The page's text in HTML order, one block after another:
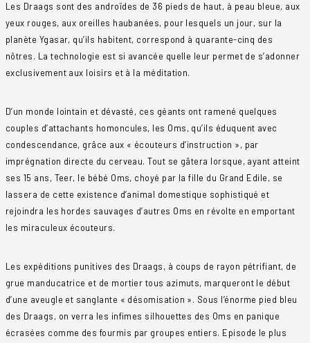
Les Draags sont des androïdes de 36 pieds de haut, à peau bleue, aux
yeux rouges, aux oreilles haubanées, pour lesquels un jour, sur la
planète Ygasar, qu’ils habitent, correspond à quarante-cinq des
nôtres. La technologie est si avancée quelle leur permet de s’adonner
exclusivement aux loisirs et à la méditation.
D’un monde lointain et dévasté, ces géants ont ramené quelques
couples d’attachants homoncules, les Oms, qu’ils éduquent avec
condescendance, grâce aux « écouteurs d’instruction », par
imprégnation directe du cerveau. Tout se gâtera lorsque, ayant atteint
ses 15 ans, Teer, le bébé Oms, choyé par la fille du Grand Edile, se
lassera de cette existence d’animal domestique sophistiqué et
rejoindra les hordes sauvages d’autres Oms en révolte en emportant
les miraculeux écouteurs.
Les expéditions punitives des Draags, à coups de rayon pétrifiant, de
grue manducatrice et de mortier tous azimuts, marqueront le début
d’une aveugle et sanglante « désomisation ». Sous l’énorme pied bleu
des Draags, on verra les infimes silhouettes des Oms en panique
écrasées comme des fourmis par groupes entiers. Episode le plus